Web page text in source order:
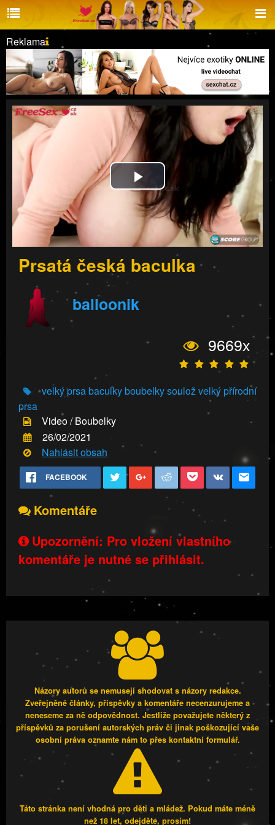
Reklama
Play
Video
Prsatá česká baculka
balloonik
9669x
velký prsabaculkyboubelkysouložvelký přírodní
prsa
Video / Boubelky
26/02/2021
Nahlásit obsah
FACEBOOK
Komentáře
Upozornění: Pro vložení vlastního
komentáře je nutné se přihlásit.
Názory autorů se nemusejí shodovat s názory redakce.
Zveřejněné články, příspěvky a komentáře necenzurujeme a
neneseme za ně odpovědnost. Jestliže považujete některý z
příspěvků za porušení autorských práv či jinak poškozující vaše
osobní práva oznamte nám to přes kontaktní formulář.
Táto stránka není vhodná pro děti a mládež. Pokud máte méně
než 18 let, odejděte, prosím!